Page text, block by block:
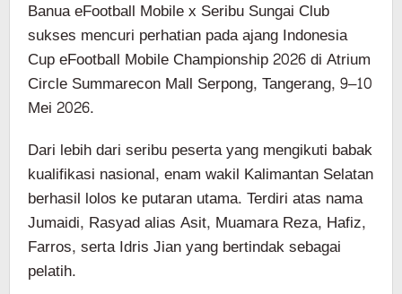
Banua eFootball Mobile x Seribu Sungai Club
sukses mencuri perhatian pada ajang Indonesia
Cup eFootball Mobile Championship 2026 di Atrium
Circle Summarecon Mall Serpong, Tangerang, 9–10
Mei 2026.
Dari lebih dari seribu peserta yang mengikuti babak
kualifikasi nasional, enam wakil Kalimantan Selatan
berhasil lolos ke putaran utama. Terdiri atas nama
Jumaidi, Rasyad alias Asit, Muamara Reza, Hafiz,
Farros, serta Idris Jian yang bertindak sebagai
pelatih.